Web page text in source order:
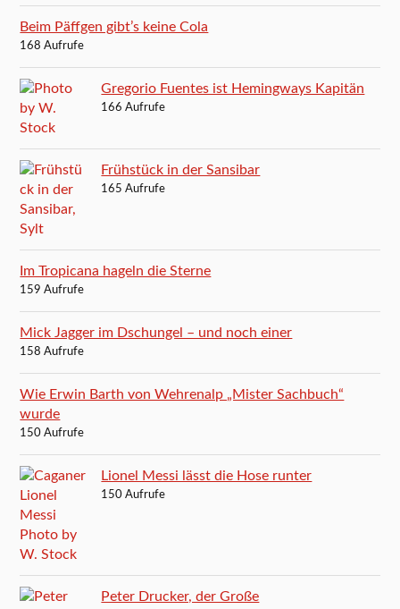
Beim Päffgen gibt’s keine Cola
168 Aufrufe
Gregorio Fuentes ist Hemingways Kapitän
166 Aufrufe
Frühstück in der Sansibar
165 Aufrufe
Im Tropicana hageln die Sterne
159 Aufrufe
Mick Jagger im Dschungel – und noch einer
158 Aufrufe
Wie Erwin Barth von Wehrenalp „Mister Sachbuch“
wurde
150 Aufrufe
Lionel Messi lässt die Hose runter
150 Aufrufe
Peter Drucker, der Große